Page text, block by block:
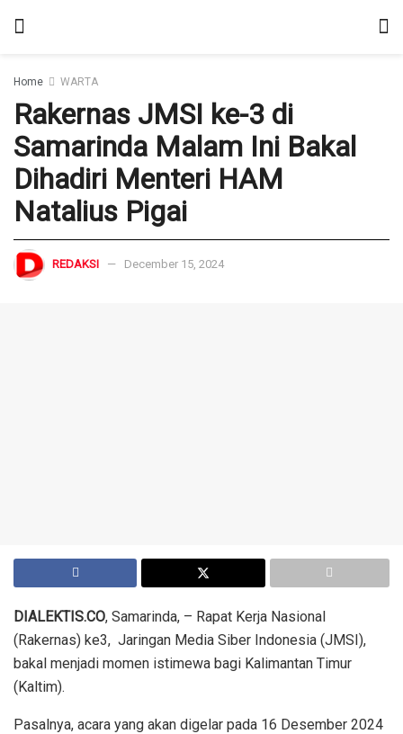
Home WARTA
Rakernas JMSI ke-3 di
Samarinda Malam Ini Bakal
Dihadiri Menteri HAM
Natalius Pigai
REDAKSI December 15, 2024
DIALEKTIS.CO, Samarinda, – Rapat Kerja Nasional
(Rakernas) ke3, Jaringan Media Siber Indonesia (JMSI),
bakal menjadi momen istimewa bagi Kalimantan Timur
(Kaltim).
Pasalnya, acara yang akan digelar pada 16 Desember 2024